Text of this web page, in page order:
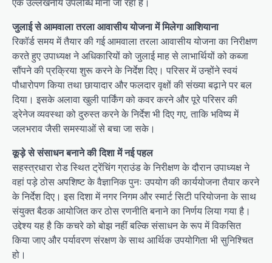
जुलाई से आमवाला तरला आवासीय योजना में मिलेगा आशियाना
रिकॉर्ड समय में तैयार की गई आमवाला तरला आवासीय योजना का निरीक्षण
करते हुए उपाध्यक्ष ने अधिकारियों को जुलाई माह से लाभार्थियों को कब्जा
सौंपने की प्रक्रिया शुरू करने के निर्देश दिए। परिसर में उन्होंने स्वयं
पौधारोपण किया तथा छायादार और फलदार वृक्षों की संख्या बढ़ाने पर बल
दिया। इसके अलावा खुली पार्किंग को कवर करने और पूरे परिसर की
ड्रेनेज व्यवस्था को दुरुस्त करने के निर्देश भी दिए गए, ताकि भविष्य में
जलभराव जैसी समस्याओं से बचा जा सके।
कूड़े से संसाधन बनाने की दिशा में नई पहल
सहस्त्रधारा रोड स्थित ट्रेंचिंग ग्राउंड के निरीक्षण के दौरान उपाध्यक्ष ने
वहां पड़े ठोस अपशिष्ट के वैज्ञानिक पुनः उपयोग की कार्ययोजना तैयार करने
के निर्देश दिए। इस दिशा में नगर निगम और स्मार्ट सिटी परियोजना के साथ
संयुक्त बैठक आयोजित कर ठोस रणनीति बनाने का निर्णय लिया गया है।
उद्देश्य यह है कि कचरे को बोझ नहीं बल्कि संसाधन के रूप में विकसित
किया जाए और पर्यावरण संरक्षण के साथ आर्थिक उपयोगिता भी सुनिश्चित
हो।